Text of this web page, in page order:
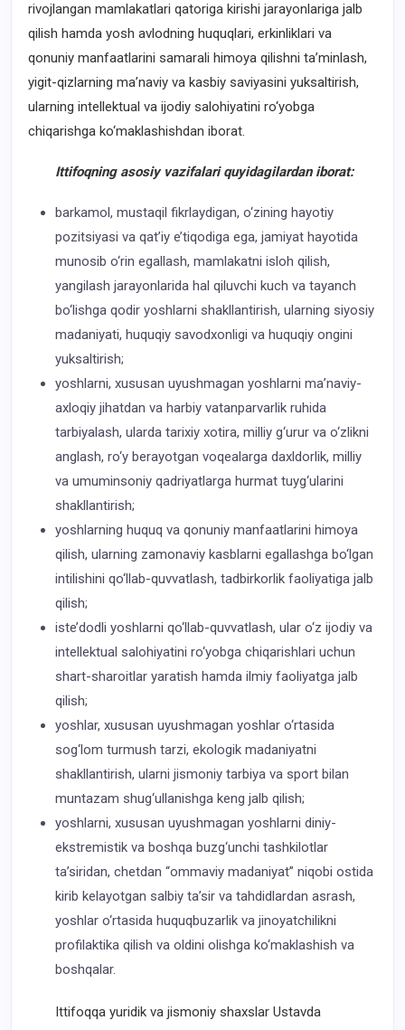
rivojlangan mamlakatlari qatoriga kirishi jarayonlariga jalb
qilish hamda yosh avlodning huquqlari, erkinliklari va
qonuniy manfaatlarini samarali himoya qilishni ta’minlash,
yigit-qizlarning ma’naviy va kasbiy saviyasini yuksaltirish,
ularning intellektual va ijodiy salohiyatini ro‘yobga
chiqarishga ko‘maklashishdan iborat.
Ittifoqning asosiy vazifalari quyidagilardan iborat:
barkamol, mustaqil fikrlaydigan, o‘zining hayotiy
pozitsiyasi va qat’iy e’tiqodiga ega, jamiyat hayotida
munosib o‘rin egallash, mamlakatni isloh qilish,
yangilash jarayonlarida hal qiluvchi kuch va tayanch
bo‘lishga qodir yoshlarni shakllantirish, ularning siyosiy
madaniyati, huquqiy savodxonligi va huquqiy ongini
yuksaltirish;
yoshlarni, xususan uyushmagan yoshlarni ma’naviy-
axloqiy jihatdan va harbiy vatanparvarlik ruhida
tarbiyalash, ularda tarixiy xotira, milliy g‘urur va o‘zlikni
anglash, ro‘y berayotgan voqealarga daxldorlik, milliy
va umuminsoniy qadriyatlarga hurmat tuyg‘ularini
shakllantirish;
yoshlarning huquq va qonuniy manfaatlarini himoya
qilish, ularning zamonaviy kasblarni egallashga bo‘lgan
intilishini qo‘llab-quvvatlash, tadbirkorlik faoliyatiga jalb
qilish;
iste’dodli yoshlarni qo‘llab-quvvatlash, ular o‘z ijodiy va
intellektual salohiyatini ro‘yobga chiqarishlari uchun
shart-sharoitlar yaratish hamda ilmiy faoliyatga jalb
qilish;
yoshlar, xususan uyushmagan yoshlar o‘rtasida
sog‘lom turmush tarzi, ekologik madaniyatni
shakllantirish, ularni jismoniy tarbiya va sport bilan
muntazam shug‘ullanishga keng jalb qilish;
yoshlarni, xususan uyushmagan yoshlarni diniy-
ekstremistik va boshqa buzg‘unchi tashkilotlar
ta’siridan, chetdan “ommaviy madaniyat” niqobi ostida
kirib kelayotgan salbiy ta’sir va tahdidlardan asrash,
yoshlar o‘rtasida huquqbuzarlik va jinoyatchilikni
profilaktika qilish va oldini olishga ko‘maklashish va
boshqalar.
Ittifoqqa yuridik va jismoniy shaxslar Ustavda